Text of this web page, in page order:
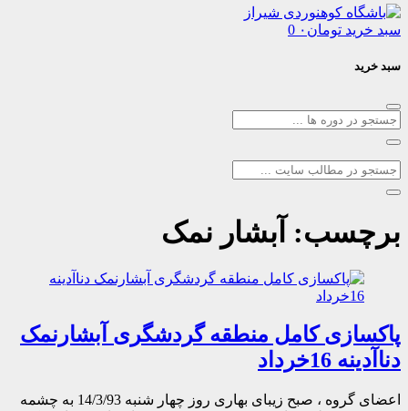
تومان۰ 0
آبشار نمک
کامل منطقه گردشگری آبشارنمک
اعضای گروه ، صبح زیبای بهاری روز چهار شنبه 14/3/93 به چشمه